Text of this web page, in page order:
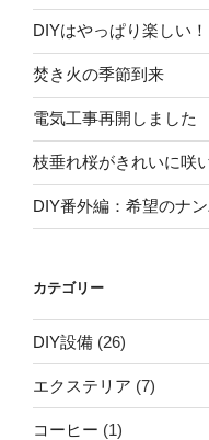
DIYはやっぱり楽しい！
焚き火の季節到来
電気工事再開しました
枝垂れ桜がきれいに咲
DIY番外編：希望のナ
カテゴリー
DIY設備 (26)
エクステリア (7)
コーヒー (1)